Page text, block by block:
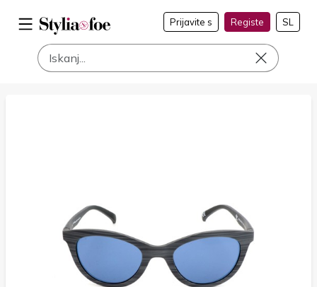
Prijavite s Registe SL